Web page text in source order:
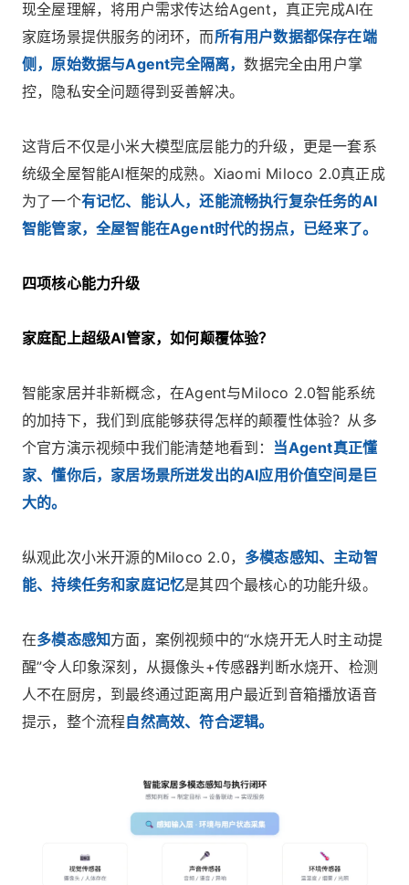
现全屋理解，将用户需求传达给Agent，真正完成AI在
家庭场景提供服务的闭环，而所有用户数据都保存在端
侧，原始数据与Agent完全隔离，数据完全由用户掌
控，隐私安全问题得到妥善解决。
这背后不仅是小米大模型底层能力的升级，更是一套系
统级全屋智能AI框架的成熟。Xiaomi Miloco 2.0真正成
为了一个有记忆、能认人，还能流畅执行复杂任务的AI
智能管家，全屋智能在Agent时代的拐点，已经来了。
四项核心能力升级
家庭配上超级AI管家，如何颠覆体验？
智能家居并非新概念，在Agent与Miloco 2.0智能系统
的加持下，我们到底能够获得怎样的颠覆性体验？从多
个官方演示视频中我们能清楚地看到： 当Agent真正懂
家、懂你后，家居场景所迸发出的AI应用价值空间是巨
大的。
纵观此次小米开源的Miloco 2.0， 多模态感知、主动智
能、持续任务和家庭记忆是其四个最核心的功能升级。
在多模态感知方面，案例视频中的“水烧开无人时主动提
醒”令人印象深刻，从摄像头+传感器判断水烧开、检测
人不在厨房，到最终通过距离用户最近到音箱播放语音
提示，整个流程自然高效、符合逻辑。